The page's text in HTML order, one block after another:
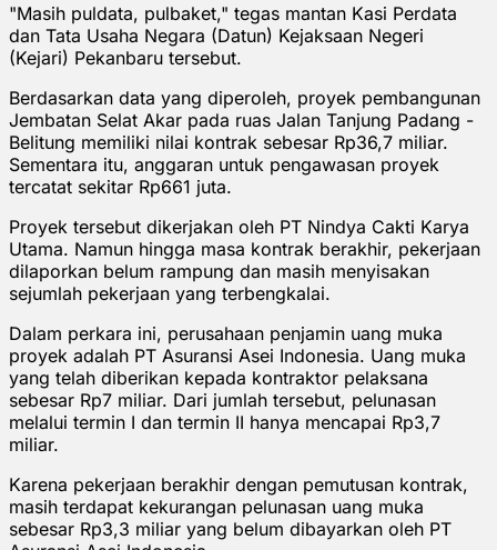
"Masih puldata, pulbaket," tegas mantan Kasi Perdata
dan Tata Usaha Negara (Datun) Kejaksaan Negeri
(Kejari) Pekanbaru tersebut.
Berdasarkan data yang diperoleh, proyek pembangunan
Jembatan Selat Akar pada ruas Jalan Tanjung Padang -
Belitung memiliki nilai kontrak sebesar Rp36,7 miliar.
Sementara itu, anggaran untuk pengawasan proyek
tercatat sekitar Rp661 juta.
Proyek tersebut dikerjakan oleh PT Nindya Cakti Karya
Utama. Namun hingga masa kontrak berakhir, pekerjaan
dilaporkan belum rampung dan masih menyisakan
sejumlah pekerjaan yang terbengkalai.
Dalam perkara ini, perusahaan penjamin uang muka
proyek adalah PT Asuransi Asei Indonesia. Uang muka
yang telah diberikan kepada kontraktor pelaksana
sebesar Rp7 miliar. Dari jumlah tersebut, pelunasan
melalui termin I dan termin II hanya mencapai Rp3,7
miliar.
Karena pekerjaan berakhir dengan pemutusan kontrak,
masih terdapat kekurangan pelunasan uang muka
sebesar Rp3,3 miliar yang belum dibayarkan oleh PT